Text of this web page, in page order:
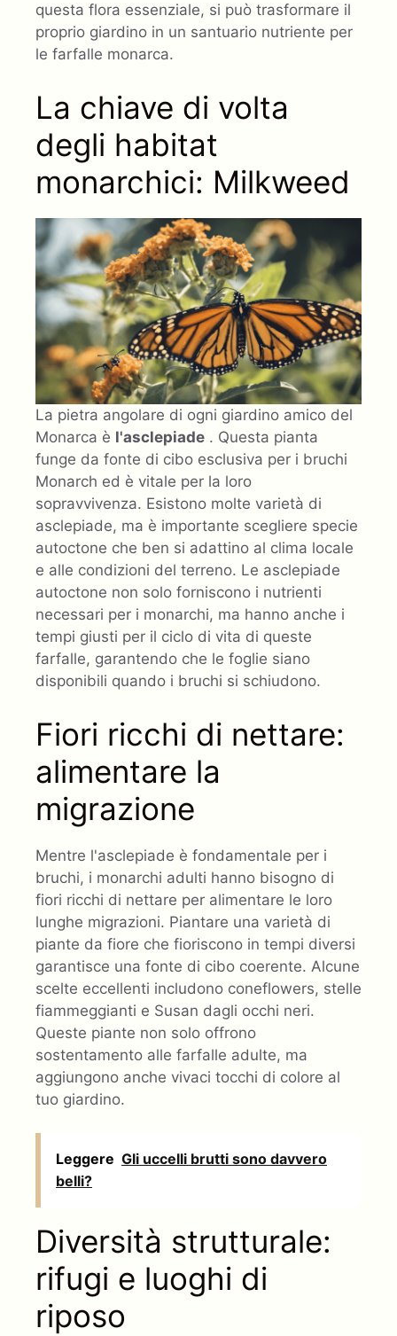
questa flora essenziale, si può trasformare il
proprio giardino in un santuario nutriente per
le farfalle monarca.
La chiave di volta
degli habitat
monarchici: Milkweed
La pietra angolare di ogni giardino amico del
Monarca è l'asclepiade . Questa pianta
funge da fonte di cibo esclusiva per i bruchi
Monarch ed è vitale per la loro
sopravvivenza. Esistono molte varietà di
asclepiade, ma è importante scegliere specie
autoctone che ben si adattino al clima locale
e alle condizioni del terreno. Le asclepiade
autoctone non solo forniscono i nutrienti
necessari per i monarchi, ma hanno anche i
tempi giusti per il ciclo di vita di queste
farfalle, garantendo che le foglie siano
disponibili quando i bruchi si schiudono.
Fiori ricchi di nettare:
alimentare la
migrazione
Mentre l'asclepiade è fondamentale per i
bruchi, i monarchi adulti hanno bisogno di
fiori ricchi di nettare per alimentare le loro
lunghe migrazioni. Piantare una varietà di
piante da fiore che fioriscono in tempi diversi
garantisce una fonte di cibo coerente. Alcune
scelte eccellenti includono coneflowers, stelle
fiammeggianti e Susan dagli occhi neri.
Queste piante non solo offrono
sostentamento alle farfalle adulte, ma
aggiungono anche vivaci tocchi di colore al
tuo giardino.
Leggere Gli uccelli brutti sono davvero
belli?
Diversità strutturale:
rifugi e luoghi di
riposo